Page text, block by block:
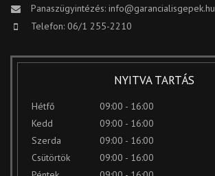
Panaszügyintézés: info@garancialisgepek.hu
Telefon: 06/1 255-2210
NYITVA TARTÁS
Hétfő
09:00 - 16:00
Kedd
09:00 - 16:00
Szerda
09:00 - 16:00
Csütörtök
09:00 - 16:00